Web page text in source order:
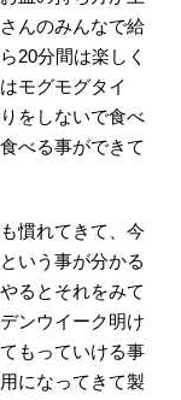
んのみんなで給
20分間は楽しく
モグモグタイ
をしないで食べ
べる事ができて
慣れてきて、今
いう事が分かる
るとそれをみて
ンウイーク明け
もっていける事
になってきて製